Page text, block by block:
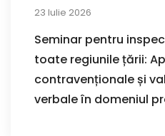
23 Iulie 2026
Seminar pentru
toate regiunile țării:
contravenționale și
verbale în domeniul